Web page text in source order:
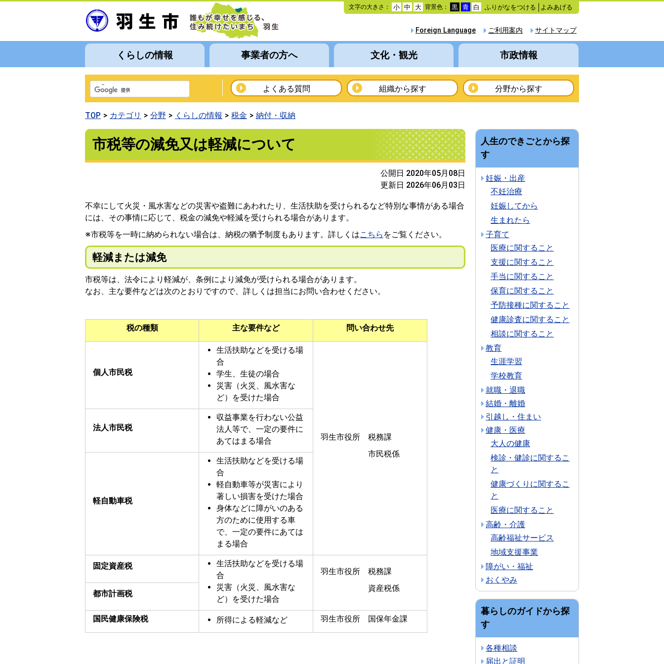
本
文
動
文字の大きさ： 小 中 大 背景色： 黒 青 白 ふりがなをつける よみあげる
サイトマップ
ご利用案内
Foreign Language
くらしの情報 事業者の方へ 文化・観光 市政情報
よくある質問 組織から探す 分野から探す
TOP カテゴリ 分野 くらしの情報 税金 納付・収納
市税等の減免又は軽減について
公開日 2020年05月08日
更新日 2026年06月03日
不幸にして火災・風水害などの災害や盗難にあわれたり、生活扶助を受けられるなど特別な事情がある場合
には、その事情に応じて、税金の減免や軽減を受けられる場合があります。
※市税等を一時に納められない場合は、納税の猶予制度もあります。詳しくはこちら をご覧ください。
軽減または減免
市税等は、法令により軽減が、条例により減免が受けられる場合があります。
なお、主な要件などは次のとおりですので、詳しくは担当にお問い合わせください。
税の種類 主な要件など 問い合わせ先
個人市民税
生活扶助などを受ける場
合
学生、生徒の場合
災害（火災、風水害な
ど）を受けた場合
羽生市役所 税務課
市民税係
法人市民税
収益事業を行わない公益
法人等で、一定の要件に
あてはまる場合
軽自動車税
生活扶助などを受ける場
合
軽自動車等が災害により
著しい損害を受けた場合
身体などに障がいのある
方のために使用する車
で、一定の要件にあては
まる場合
固定資産税
生活扶助などを受ける場
合
災害（火災、風水害な
ど）を受けた場合
羽生市役所 税務課
資産税係
都市計画税
国民健康保険税 所得による軽減など 羽生市役所 国保年金課
人生のできごとから探
す
妊娠・出産
不妊治療
妊娠してから
生まれたら
子育て
医療に関すること
支援に関すること
手当に関すること
保育に関すること
予防接種に関すること
健康診査に関すること
相談に関すること
教育
生涯学習
学校教育
就職・退職
結婚・離婚
引越し・住まい
健康・医療
大人の健康
検診・健診に関するこ
と
健康づくりに関するこ
と
医療に関すること
高齢・介護
高齢福祉サービス
地域支援事業
障がい・福祉
おくやみ
暮らしのガイドから探
す
各種相談
届出と証明